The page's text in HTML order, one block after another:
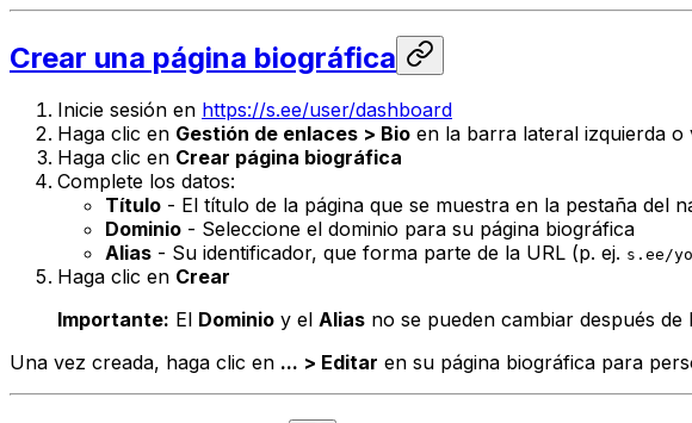
Crear una página biográfica
Inicie sesión en https://s.ee/user/dashboard
Haga clic en Gestión de enlaces > Bio en la barra lateral izquierda o
Haga clic en Crear página biográfica
Complete los datos:
Título - El título de la página que se muestra en la pestaña del
Dominio - Seleccione el dominio para su página biográfica
Alias - Su identificador, que forma parte de la URL (p. ej. s.ee/
Haga clic en Crear
Importante: El Dominio y el Alias no se pueden cambiar después
Una vez creada, haga clic en ... > Editar en su página biográfica para